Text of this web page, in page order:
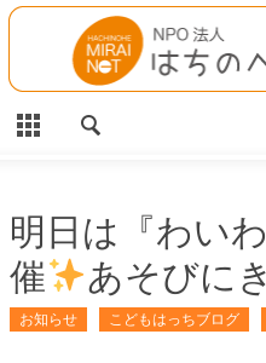
CLOSE
HOME
施設案内
相談事業
MAP
明日は『わい
催
あそびに
お知らせ こどもはっちブログ